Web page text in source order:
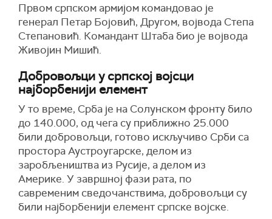
Првом српском армијом командовао је
генерал Петар Бојовић, Другом, војвода Степа
Степановић. Командант Штаба био је војвода
Живојин Мишић.
Добровољци у српској војсци
најборбенији елемент
У то време, Срба је на Солунском фронту било
до 140.000, од чега су приближно 25.000
били добровољци, готово искључиво Срби са
простора Аустроугарске, делом из
заробљеништва из Русије, а делом из
Америке. У завршној фази рата, по
савременим сведочанствима, добровољци су
били најборбенији елемент српске војске.